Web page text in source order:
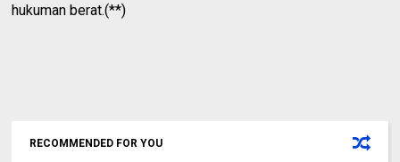
hukuman berat.(**)
RECOMMENDED FOR YOU